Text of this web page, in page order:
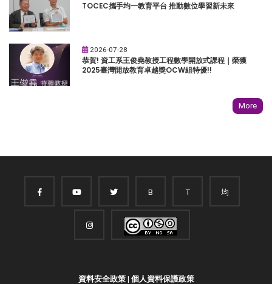
TOCEC攜手均一教育平台 推動數位學習新未來
2026-07-28
恭賀! 資工系王俊堯教授工程數學開放式課程｜榮獲
2025臺灣開放教育卓越獎OCW組特優!!
More
B T 均
資料安全政策| 個人資料保護政策